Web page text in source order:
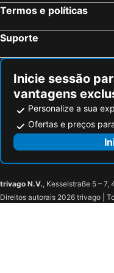
Termos e políticas
Suporte
Inicie sessão
vantagens
Personalize a sua
Ofertas e preços
trivago N.V., Kesselstraße 5 – 7,
Direitos autorais 2026 trivago |